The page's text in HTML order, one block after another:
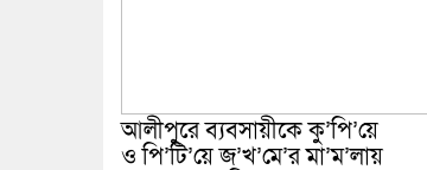
আলীপুরে ব্যবসায়ীকে কু’পি’য়ে
ও পি’টি’য়ে জ’খ’মে’র মা’ম’লায়